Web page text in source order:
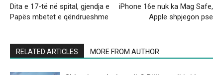
Dita e 17-të në spital, gjendja e
Papës mbetet e qëndrueshme
iPhone 16e nuk ka Mag Safe,
Apple shpjegon pse
RELATED ARTICLES MORE FROM AUTHOR